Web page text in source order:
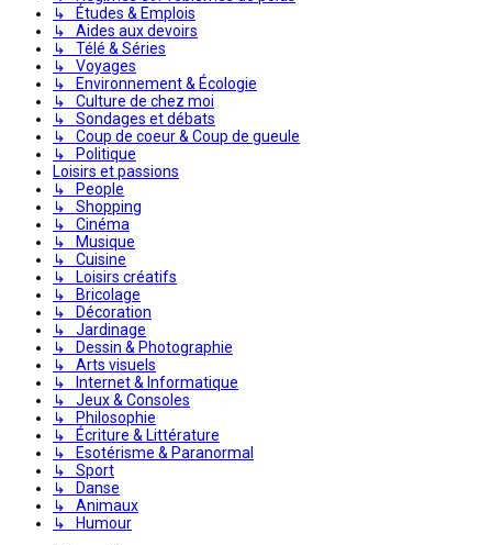
↳ Études & Emplois
↳ Aides aux devoirs
↳ Télé & Séries
↳ Voyages
↳ Environnement & Écologie
↳ Culture de chez moi
↳ Sondages et débats
↳ Coup de coeur & Coup de gueule
↳ Politique
Loisirs et passions
↳ People
↳ Shopping
↳ Cinéma
↳ Musique
↳ Cuisine
↳ Loisirs créatifs
↳ Bricolage
↳ Décoration
↳ Jardinage
↳ Dessin & Photographie
↳ Arts visuels
↳ Internet & Informatique
↳ Jeux & Consoles
↳ Philosophie
↳ Écriture & Littérature
↳ Esotérisme & Paranormal
↳ Sport
↳ Danse
↳ Animaux
↳ Humour